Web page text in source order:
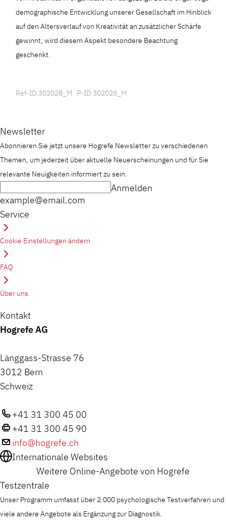
demographische Entwicklung unserer Gesellschaft im Hinblick
auf den Altersverlauf von Kreativität an zusätzlicher Schärfe
gewinnt, wird diesem Aspekt besondere Beachtung
geschenkt.
Ref-ID:302028_M P-ID:302028_M
Newsletter
Abonnieren Sie jetzt unsere Hogrefe Newsletter zu verschiedenen
Themen, um jederzeit über aktuelle Neuerscheinungen und für Sie
relevante Neuigkeiten informiert zu sein.
example@email.com
Anmelden
Service
Cookie Einstellungen ändern
FAQ
Über uns
Kontakt
Hogrefe AG
Länggass-Strasse 76
3012 Bern
Schweiz
+41 31 300 45 00
+41 31 300 45 90
info@hogrefe.ch
Internationale Websites
Weitere Online-Angebote von Hogrefe
Testzentrale
Unser Programm umfasst über 2.000 psychologische Testverfahren und
viele andere Angebote als Ergänzung zur Diagnostik.